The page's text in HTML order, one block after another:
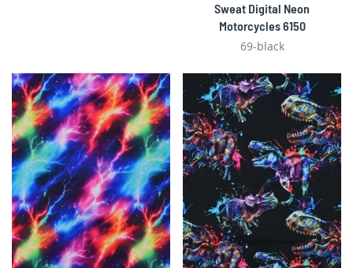
Sweat Digital Neon
Motorcycles 6150
69-black